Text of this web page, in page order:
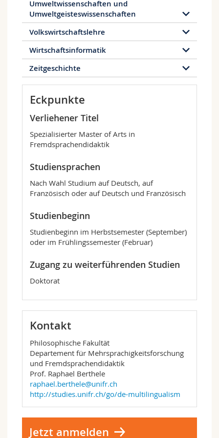
Umweltwissenschaften und
Umweltgeisteswissenschaften
Volkswirtschaftslehre
Wirtschaftsinformatik
Zeitgeschichte
Eckpunkte
Verliehener Titel
Spezialisierter Master of Arts in
Fremdsprachendidaktik
Studiensprachen
Nach Wahl Studium auf Deutsch, auf
Französisch oder auf Deutsch und Französisch
Studienbeginn
Studienbeginn im Herbstsemester (September)
oder im Frühlingssemester (Februar)
Zugang zu weiterführenden Studien
Doktorat
Kontakt
Philosophische Fakultät
Departement für Mehrsprachigkeitsforschung
und Fremdsprachendidaktik
Prof. Raphael Berthele
raphael.berthele@unifr.ch
http://studies.unifr.ch/go/de-multilingualism
Jetzt anmelden